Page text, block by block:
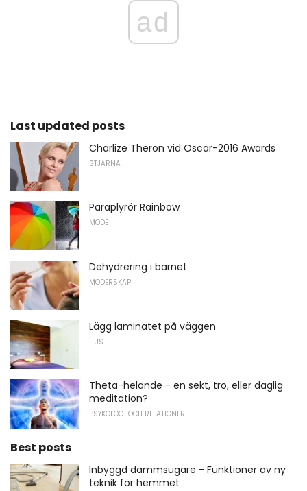
ad
Last updated posts
Charlize Theron vid Oscar-2016 Awards
STJÄRNA
Paraplyrör Rainbow
MODE
Dehydrering i barnet
MODERSKAP
Lägg laminatet på väggen
HUS
Theta-helande - en sekt, tro, eller daglig
meditation?
PSYKOLOGI OCH RELATIONER
Best posts
Inbyggd dammsugare - Funktioner av ny
teknik för hemmet